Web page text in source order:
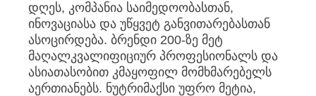
დღეს, კომპანია საიმედოობასთან,
ინოვაციასა და უწყვეტ განვითარებასთან
ასოცირდება. ბრენდი 200-ზე მეტ
მაღალკვალიფიციურ პროფესიონალს და
ასიათასობით კმაყოფილ მომხმარებელს
აერთიანებს. ნუტრიმაქსი უფრო მეტია,